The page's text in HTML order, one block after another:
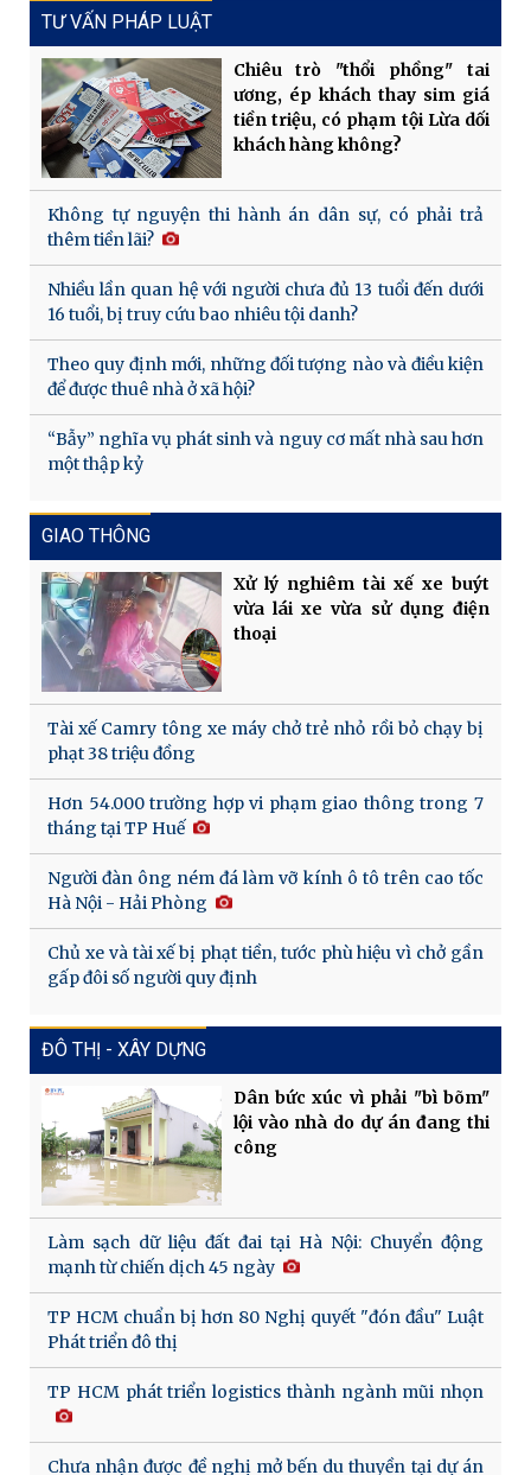
TƯ VẤN PHÁP LUẬT
Chiêu trò "thổi phồng" tai
ương, ép khách thay sim giá
tiền triệu, có phạm tội Lừa dối
khách hàng không?
Không tự nguyện thi hành án dân sự, có phải trả
thêm tiền lãi?
Nhiều lần quan hệ với người chưa đủ 13 tuổi đến dưới
16 tuổi, bị truy cứu bao nhiêu tội danh?
Theo quy định mới, những đối tượng nào và điều kiện
để được thuê nhà ở xã hội?
“Bẫy” nghĩa vụ phát sinh và nguy cơ mất nhà sau hơn
một thập kỷ
GIAO THÔNG
Xử lý nghiêm tài xế xe buýt
vừa lái xe vừa sử dụng điện
thoại
Tài xế Camry tông xe máy chở trẻ nhỏ rồi bỏ chạy bị
phạt 38 triệu đồng
Hơn 54.000 trường hợp vi phạm giao thông trong 7
tháng tại TP Huế
Người đàn ông ném đá làm vỡ kính ô tô trên cao tốc
Hà Nội - Hải Phòng
Chủ xe và tài xế bị phạt tiền, tước phù hiệu vì chở gần
gấp đôi số người quy định
ĐÔ THỊ - XÂY DỰNG
Dân bức xúc vì phải "bì bõm"
lội vào nhà do dự án đang thi
công
Làm sạch dữ liệu đất đai tại Hà Nội: Chuyển động
mạnh từ chiến dịch 45 ngày
TP HCM chuẩn bị hơn 80 Nghị quyết "đón đầu" Luật
Phát triển đô thị
TP HCM phát triển logistics thành ngành mũi nhọn
Chưa nhận được đề nghị mở bến du thuyền tại dự án